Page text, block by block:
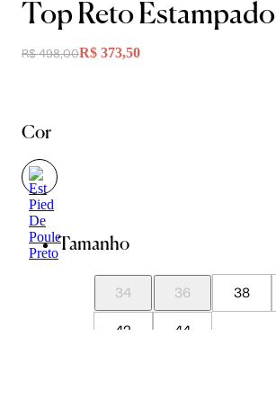
Top Reto Estampado
R$ 498,00R$ 373,50
Cor
Tamanho
34 36 38
42 44